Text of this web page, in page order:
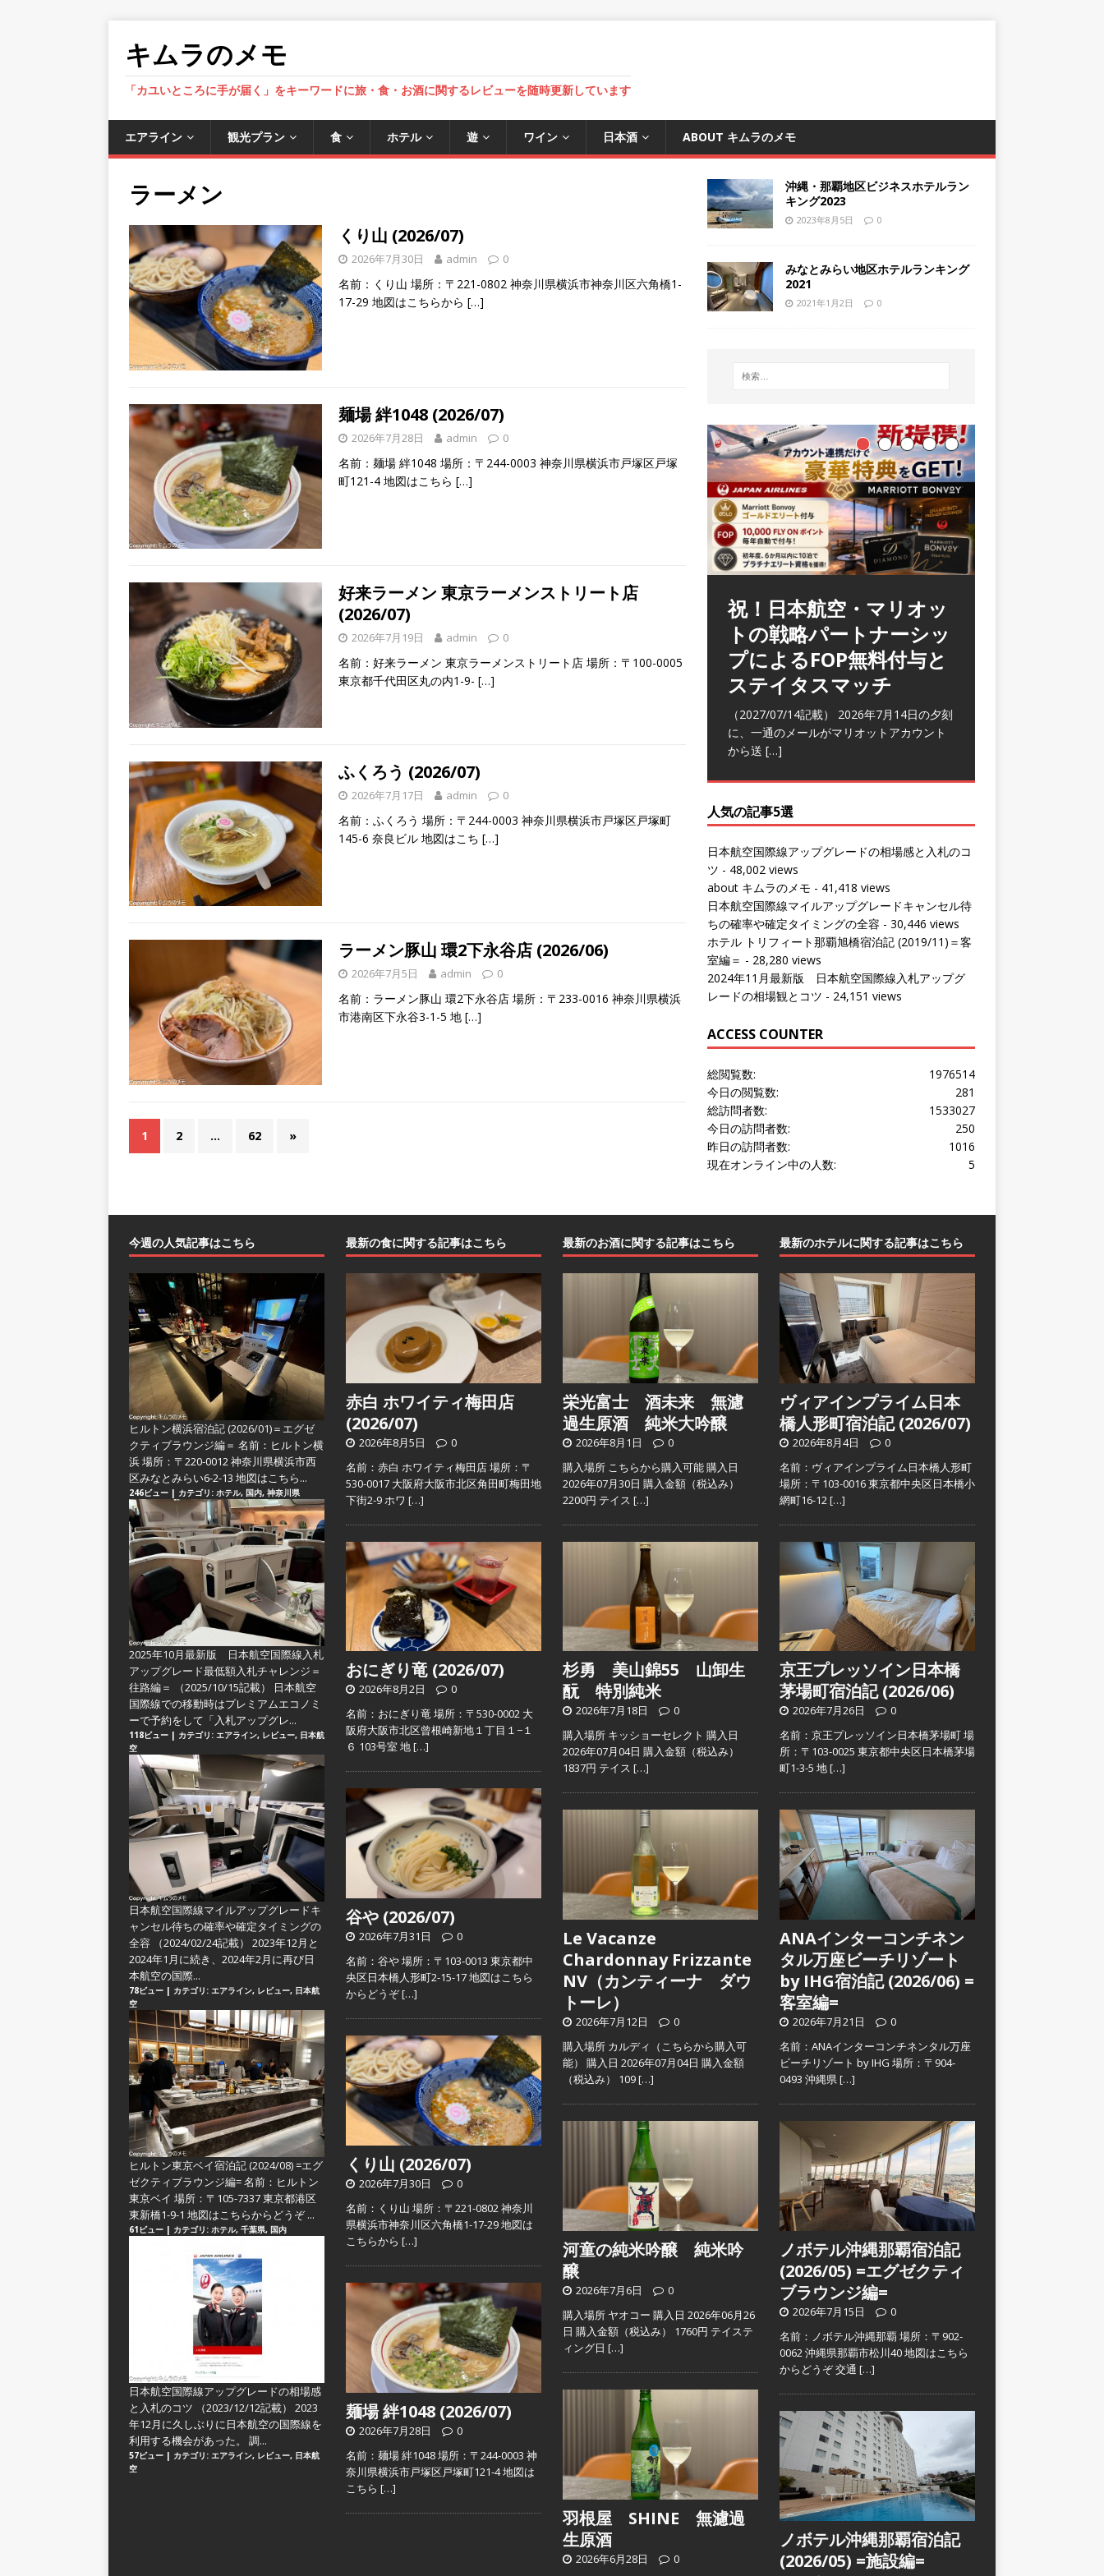
キムラのメモ
「カユいところに手が届く」をキーワードに旅・食・お酒に関するレビューを随時更新しています
エアライン 観光プラン 食 ホテル 遊 ワイン 日本酒 ABOUT キムラのメモ
ラーメン
くり山 (2026/07)
2026年7月30日 admin 0
名前：くり山 場所：〒221-0802 神奈川県横浜市神奈川区六角橋1-
17-29 地図はこちらから […]
麺場 絆1048 (2026/07)
2026年7月28日 admin 0
名前：麺場 絆1048 場所：〒244-0003 神奈川県横浜市戸塚区戸塚
町121-4 地図はこちら […]
好来ラーメン 東京ラーメンストリート店
(2026/07)
2026年7月19日 admin 0
名前：好来ラーメン 東京ラーメンストリート店 場所：〒100-0005
東京都千代田区丸の内1-9- […]
ふくろう (2026/07)
2026年7月17日 admin 0
名前：ふくろう 場所：〒244-0003 神奈川県横浜市戸塚区戸塚町
145-6 奈良ビル 地図はこち […]
ラーメン豚山 環2下永谷店 (2026/06)
2026年7月5日 admin 0
名前：ラーメン豚山 環2下永谷店 場所：〒233-0016 神奈川県横浜
市港南区下永谷3-1-5 地 […]
1 2 … 62 »
沖縄・那覇地区ビジネスホテルラン
キング2023
2023年8月5日 0
みなとみらい地区ホテルランキング
2021
2021年1月2日 0
祝！日本航空・マリオッ
トの戦略パートナーシッ
プによるFOP無料付与と
ステイタスマッチ
（2027/07/14記載） 2026年7月14日の夕刻
に、一通のメールがマリオットアカウント
から送 […]
ラウンジ 華 那覇空港
(2026/05)
（2026/06/07記載） 2026年5月下旬の平日
に那覇を訪れた際に利用した。 こちらのラ
ウンジ
[…]
人気の記事5選
日本航空国際線アップグレードの相場感と入札のコ
ツ - 48,002 views
about キムラのメモ - 41,418 views
日本航空国際線マイルアップグレードキャンセル待
ちの確率や確定タイミングの全容 - 30,446 views
ホテル トリフィート那覇旭橋宿泊記 (2019/11)＝客
室編＝ - 28,280 views
2024年11月最新版 日本航空国際線入札アップグ
レードの相場観とコツ - 24,151 views
ACCESS COUNTER
1976514
総閲覧数:
281
今日の閲覧数:
1533027
総訪問者数:
250
今日の訪問者数:
1016
昨日の訪問者数:
5
現在オンライン中の人数:
今週の人気記事はこちら
ヒルトン横浜宿泊記 (2026/01)＝エグゼ
クティブラウンジ編＝ 名前：ヒルトン横
浜 場所：〒220-0012 神奈川県横浜市西
区みなとみらい6-2-13 地図はこちら...
246ビュー | カテゴリ: ホテル, 国内, 神奈川県
2025年10月最新版 日本航空国際線入札
アップグレード最低額入札チャレンジ＝
往路編＝
（2025/10/15記載） 日本航空
国際線での移動時はプレミアムエコノミ
ーで予約をして「入札アップグレ...
118ビュー | カテゴリ: エアライン, レビュー, 日本航
空
日本航空国際線マイルアップグレードキ
ャンセル待ちの確率や確定タイミングの
全容
（2024/02/24記載） 2023年12月と
2024年1月に続き、2024年2月に再び日
本航空の国際...
78ビュー | カテゴリ: エアライン, レビュー, 日本航
空
ヒルトン東京ベイ宿泊記 (2024/08) =エグ
ゼクティブラウンジ編=名前：ヒルトン
東京ベイ 場所：〒105-7337 東京都港区
東新橋1-9-1 地図はこちらからどうぞ ...
61ビュー | カテゴリ: ホテル, 千葉県, 国内
日本航空国際線アップグレードの相場感
と入札のコツ
（2023/12/12記載） 2023
年12月に久しぶりに日本航空の国際線を
利用する機会があった。 調...
57ビュー | カテゴリ: エアライン, レビュー, 日本航
空
最新の食に関する記事はこちら
赤白 ホワイティ梅田店
(2026/07)
2026年8月5日
0
名前：赤白 ホワイティ梅田店 場所：〒
530-0017 大阪府大阪市北区角田町梅田地
下街2-9 ホワ […]
おにぎり竜 (2026/07)
2026年8月2日
0
名前：おにぎり竜 場所：〒530-0002 大
阪府大阪市北区曾根崎新地１丁目１−１
６ 103号室 地[…]
谷や (2026/07)
2026年7月31日
0
名前：谷や 場所：〒103-0013 東京都中
央区日本橋人形町2-15-17 地図はこちら
からどうぞ[…]
くり山 (2026/07)
2026年7月30日
0
名前：くり山 場所：〒221-0802 神奈川
県横浜市神奈川区六角橋1-17-29 地図は
こちらから […]
麺場 絆1048 (2026/07)
2026年7月28日
0
名前：麺場 絆1048 場所：〒244-0003 神
奈川県横浜市戸塚区戸塚町121-4 地図は
こちら […]
最新のお酒に関する記事はこちら
栄光富士 酒未来 無濾
過生原酒 純米大吟醸
2026年8月1日
0
購入場所 こちらから購入可能 購入日
2026年07月30日 購入金額（税込み）
2200円 テイス […]
杉勇 美山錦55 山卸生
酛 特別純米
2026年7月18日
0
購入場所 キッショーセレクト 購入日
2026年07月04日 購入金額（税込み）
1837円 テイス […]
Le Vacanze
Chardonnay Frizzante
NV（カンティーナ ダウ
トーレ）
2026年7月12日
0
購入場所 カルディ（こちらから購入可
能） 購入日 2026年07月04日 購入金額
（税込み） 109[…]
河童の純米吟醸 純米吟
醸
2026年7月6日
0
購入場所 ヤオコー 購入日 2026年06月26
日 購入金額（税込み） 1760円 テイステ
ィング日 […]
羽根屋 SHINE 無濾過
生原酒
2026年6月28日
0
最新のホテルに関する記事はこちら
ヴィアインプライム日本
橋人形町宿泊記 (2026/07)
2026年8月4日
0
名前：ヴィアインプライム日本橋人形町
場所：〒103-0016 東京都中央区日本橋小
網町16-12[…]
京王プレッソイン日本橋
茅場町宿泊記 (2026/06)
2026年7月26日
0
名前：京王プレッソイン日本橋茅場町 場
所：〒103-0025 東京都中央区日本橋茅場
町1-3-5 地[…]
ANAインターコンチネン
タル万座ビーチリゾート
by IHG宿泊記 (2026/06) =
客室編=
2026年7月21日
0
名前：ANAインターコンチネンタル万座
ビーチリゾート by IHG 場所：〒904-
0493 沖縄県[…]
ノボテル沖縄那覇宿泊記
(2026/05) =エグゼクティ
ブラウンジ編=
2026年7月15日
0
名前：ノボテル沖縄那覇 場所：〒902-
0062 沖縄県那覇市松川40 地図はこちら
からどうぞ 交通 […]
ノボテル沖縄那覇宿泊記
(2026/05) =施設編=